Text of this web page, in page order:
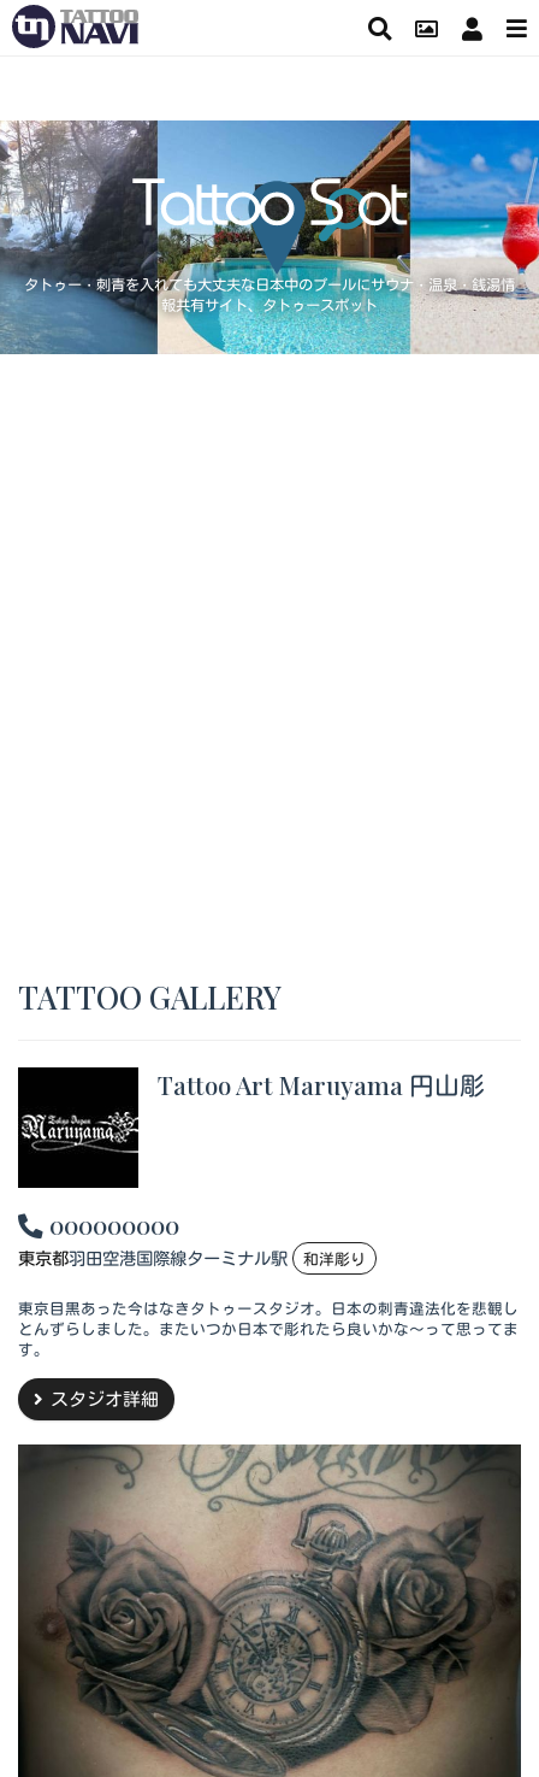
タトゥー・刺青を入れても大丈夫な日本中のプールにサウナ・温泉・銭湯情
報共有サイト、タトゥースポット
TATTOO GALLERY
Tattoo Art Maruyama 円山彫
000000000
東京都羽田空港国際線ターミナル駅 和洋彫り
東京目黒あった今はなきタトゥースタジオ。日本の刺青違法化を悲観し
とんずらしました。またいつか日本で彫れたら良いかな～って思ってま
す。
スタジオ詳細